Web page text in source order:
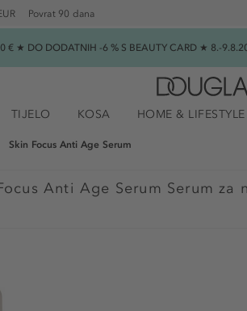
Povrat 90 dana
€ ★ DO DODATNIH -6 % S BEAUTY CARD ★ 8.-
TIJELO KOSA HOME & LIFESTYLE
Skin Focus Anti Age Serum
Anti Age Serum Serum za